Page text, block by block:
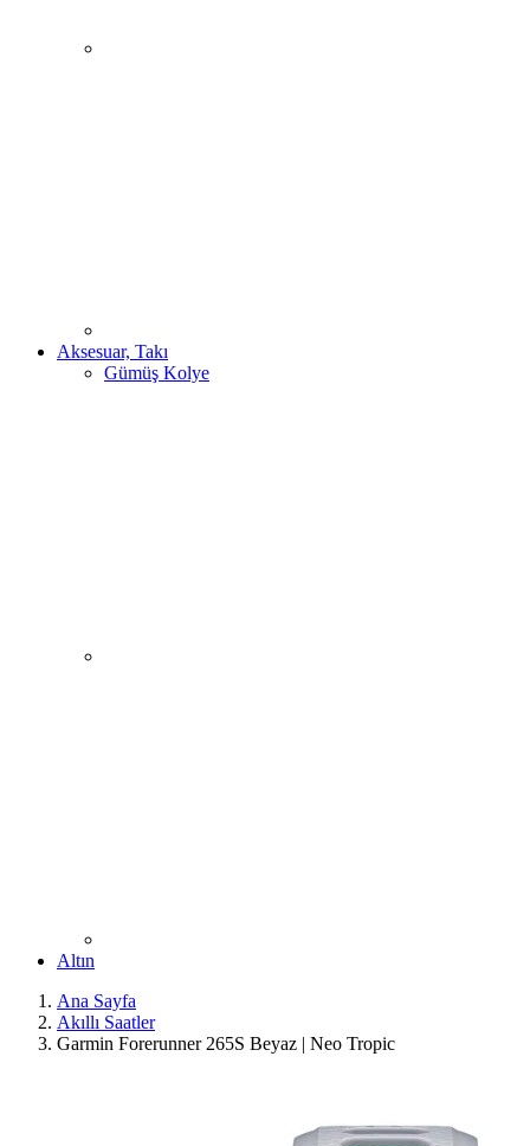
Aksesuar, Takı
Gümüş Kolye
Altın
Ana Sayfa
Akıllı Saatler
Garmin Forerunner 265S Beyaz | Neo Tropic